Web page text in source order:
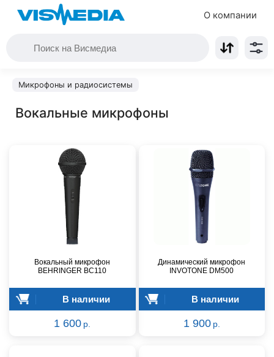
О компании
Микрофоны и радиосистемы
Вокальные микрофоны
Вокальный микрофон
BEHRINGER BC110
В наличии
1 600 р.
Динамический микрофон
INVOTONE DM500
В наличии
1 900 р.